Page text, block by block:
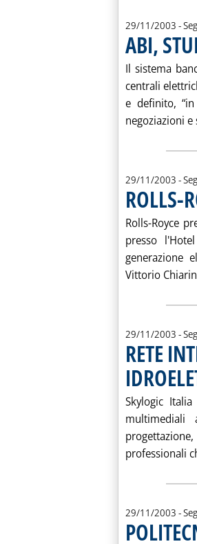
29/11/2003 -
ABI,
Il sistema
centrali
e definito,
negoziazioni e
29/11/2003 -
ROLLS-
Rolls-Royce
presso
generazione
Vittorio
29/11/2003 -
RETE
Skylogic
professionali
29/11/2003 -